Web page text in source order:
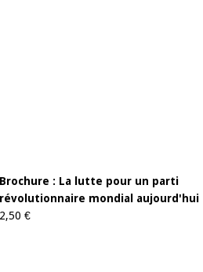
Brochure : La lutte pour un parti
révolutionnaire mondial aujourd'hui
2,50 €